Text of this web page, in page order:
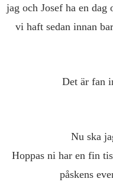
jag och Josef ha en
vi haft sedan innan
Det är fan
Nu ska
Hoppas ni har en fin
påskens